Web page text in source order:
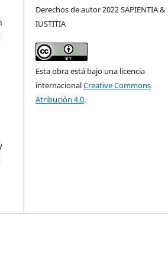
Derechos de autor 2022 SAPIENTIA &
IUSTITIA
Esta obra está bajo una licencia
internacionalCreative Commons
Atribución 4.0.